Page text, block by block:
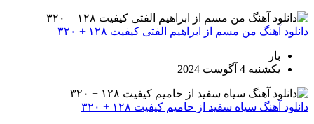
دانلود آهنگ من مسم از ابراهیم الفتی کیفیت ۱۲۸ + ۳۲۰
بار
یکشنبه 4 آگوست 2024
دانلود آهنگ سیاه سفید از حامیم کیفیت ۱۲۸ + ۳۲۰